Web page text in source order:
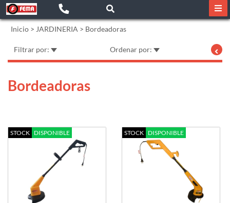
Inicio > JARDINERIA > Bordeadoras
Filtrar por: Ordenar por:
Bordeadoras
STOCK DISPONIBLE STOCK DISPONIBLE